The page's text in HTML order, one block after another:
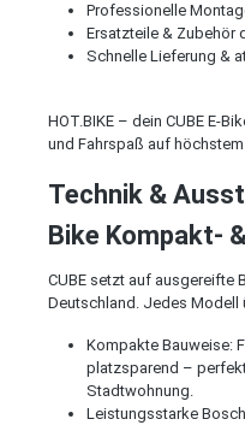
Professionelle
Ersatzteile & Zubehör
Schnelle Lieferung &
HOT.BIKE – dein CUBE E-
und Fahrspaß auf höchstem
Technik &
Bike Kompakt-
CUBE setzt auf ausgereifte
Deutschland. Jedes Modell
Kompakte Bauweise:
platzsparend –
Stadtwohnung.
Leistungsstarke